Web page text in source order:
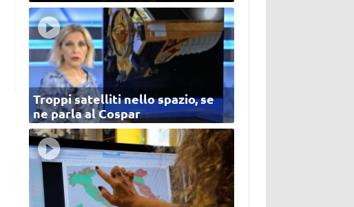
Troppi satelliti nello spazio, se
ne parla al Cospar